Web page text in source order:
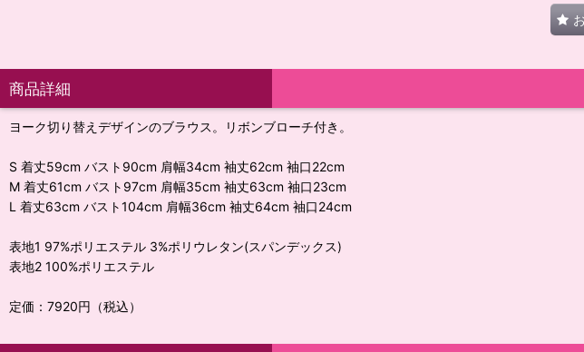
商品詳細
ヨーク切り替えデザインのブラウス。リボンブローチ付き。
S 着丈59cm バスト90cm 肩幅34cm 袖丈62cm 袖口22cm
M 着丈61cm バスト97cm 肩幅35cm 袖丈63cm 袖口23cm
L 着丈63cm バスト104cm 肩幅36cm 袖丈64cm 袖口24cm
表地1 97%ポリエステル 3%ポリウレタン(スパンデックス)
表地2 100%ポリエステル
定価：7920円（税込）